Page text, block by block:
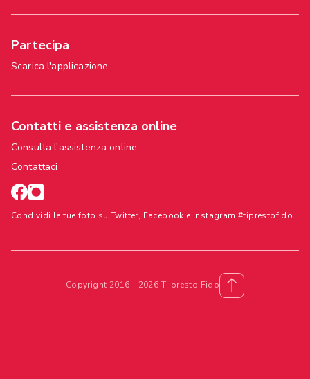
Partecipa
Scarica l'applicazione
Contatti e assistenza online
Consulta l'assistenza online
Contattaci
Condividi le tue foto su Twitter, Facebook e Instagram #tiprestofido
Copyright 2016 - 2026 Ti presto Fido